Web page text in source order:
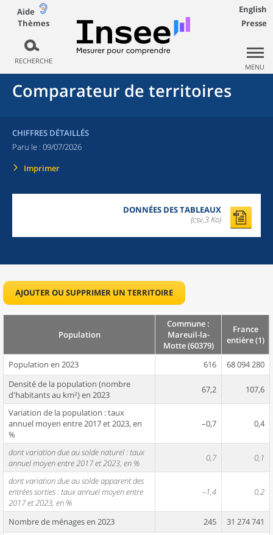
Aide
Thèmes
RECHERCHE
English
Presse
MENU
Comparateur de territoires
CHIFFRES DÉTAILLÉS
Paru le : 09/07/2026
Imprimer
DONNÉES DES TABLEAUX
(csv,3 Ko)
AJOUTER OU SUPPRIMER UN TERRITOIRE
Population
Commune :
Mareuil-la-
Motte (60379)
France
entière (1)
Population en 2023 616
68 094 280
Densité de la population (nombre
d'habitants au km²) en 2023
67,2 107,6
Variation de la population : taux
annuel moyen entre 2017 et 2023, en
%
–0,7 0,4
dont variation due au solde naturel : taux
annuel moyen entre 2017 et 2023, en %
0,7 0,1
dont variation due au solde apparent des
entrées sorties : taux annuel moyen entre
2017 et 2023, en %
–1,4 0,2
Nombre de ménages en 2023 245
31 274 741